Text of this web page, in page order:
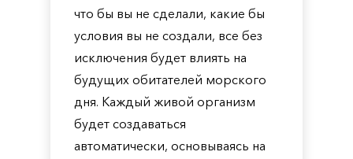
что бы вы не сделали, какие бы
условия вы не создали, все без
исключения будет влиять на
будущих обитателей морского
дня. Каждый живой организм
будет создаваться
автоматически, основываясь на